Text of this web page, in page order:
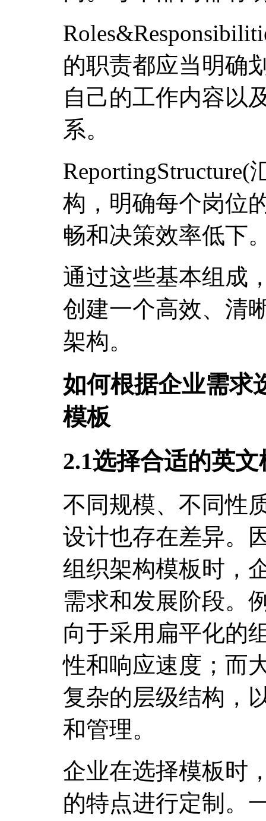
的职责都应当明确
自己的工作内容以
系。
构，明确每个岗位
畅和决策效率低下
通过这些基本组成
创建一个高效、清
架构。
如何根据企业需求
模板
2.1选择合适的英文
不同规模、不同性
设计也存在差异。
组织架构模板时，
需求和发展阶段。
向于采用扁平化的
性和响应速度；而
复杂的层级结构，
和管理。
企业在选择模板时
的特点进行定制。